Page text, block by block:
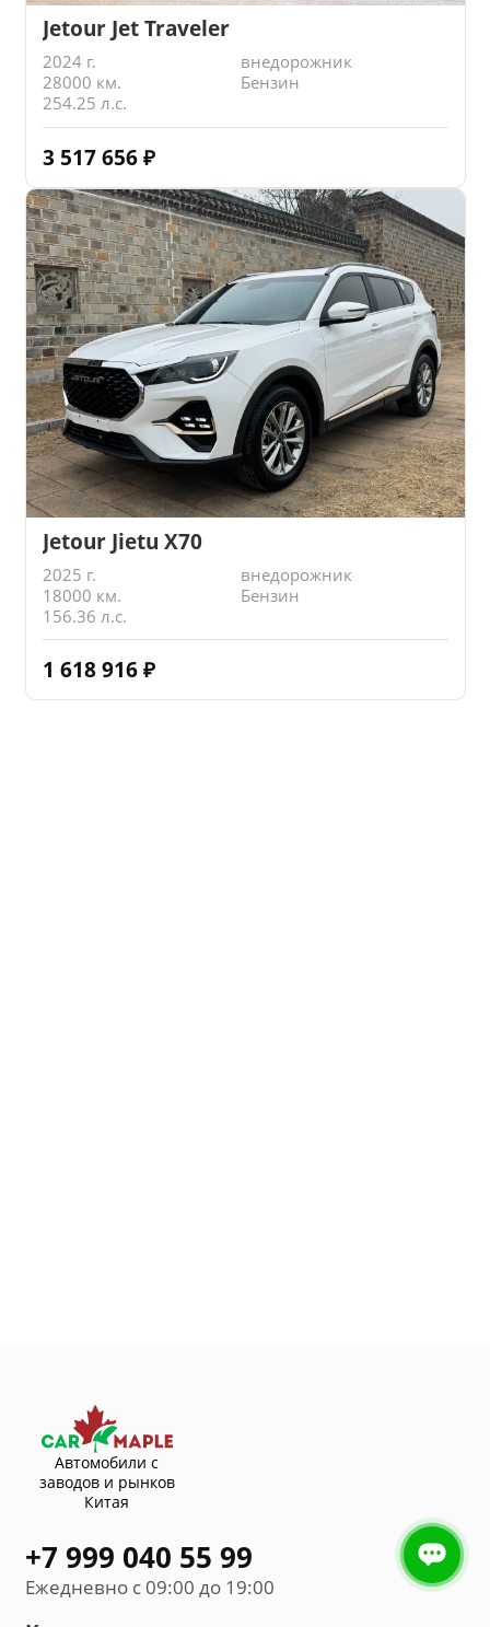
Jetour Jet Traveler
2024 г.
внедорожник
28000 км.
Бензин
254.25 л.с.
3 517 656 ₽
Jetour Jietu X70
2025 г.
внедорожник
18000 км.
Бензин
156.36 л.с.
1 618 916 ₽
Автомобили с
заводов и рынков
Китая
+7 999 040 55 99
Ежедневно с 09:00 до 19:00